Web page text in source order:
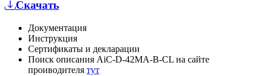
Скачать
Документация
Инструкция
Сертификаты и декларации
Поиск описания AiC-D-42MA-B-CL на сайте
проиводителя тут